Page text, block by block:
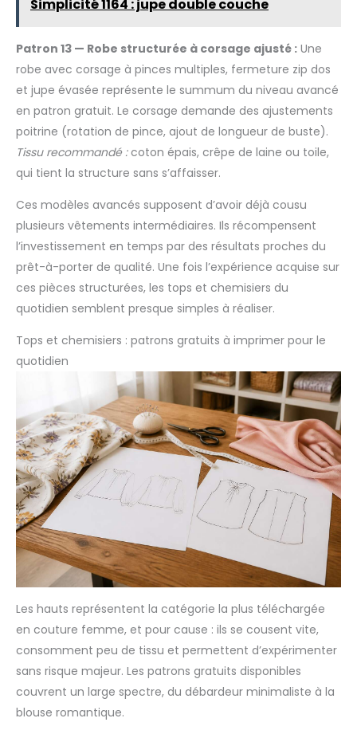
Simplicité 1164 : jupe double couche
Patron 13 — Robe structurée à corsage ajusté : Une
robe avec corsage à pinces multiples, fermeture zip dos
et jupe évasée représente le summum du niveau avancé
en patron gratuit. Le corsage demande des ajustements
poitrine (rotation de pince, ajout de longueur de buste).
Tissu recommandé :coton épais, crêpe de laine ou toile,
qui tient la structure sans s’affaisser.
Ces modèles avancés supposent d’avoir déjà cousu
plusieurs vêtements intermédiaires. Ils récompensent
l’investissement en temps par des résultats proches du
prêt-à-porter de qualité. Une fois l’expérience acquise sur
ces pièces structurées, les tops et chemisiers du
quotidien semblent presque simples à réaliser.
Tops et chemisiers : patrons gratuits à imprimer pour le
quotidien
Les hauts représentent la catégorie la plus téléchargée
en couture femme, et pour cause : ils se cousent vite,
consomment peu de tissu et permettent d’expérimenter
sans risque majeur. Les patrons gratuits disponibles
couvrent un large spectre, du débardeur minimaliste à la
blouse romantique.